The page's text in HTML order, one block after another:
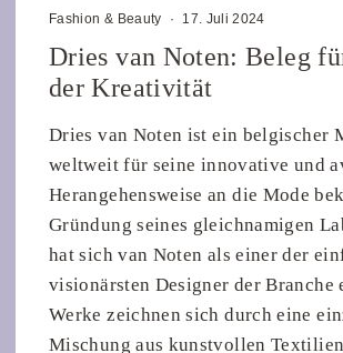
Fashion & Beauty · 17. Juli 2024
Dries van Noten: Beleg
der Kreativität
Dries van Noten ist ein belgischer
weltweit für seine innovative und
Herangehensweise an die Mode
Gründung seines gleichnamigen
hat sich van Noten als einer der
visionärsten Designer der Branche
Werke zeichnen sich durch eine
Mischung aus kunstvollen